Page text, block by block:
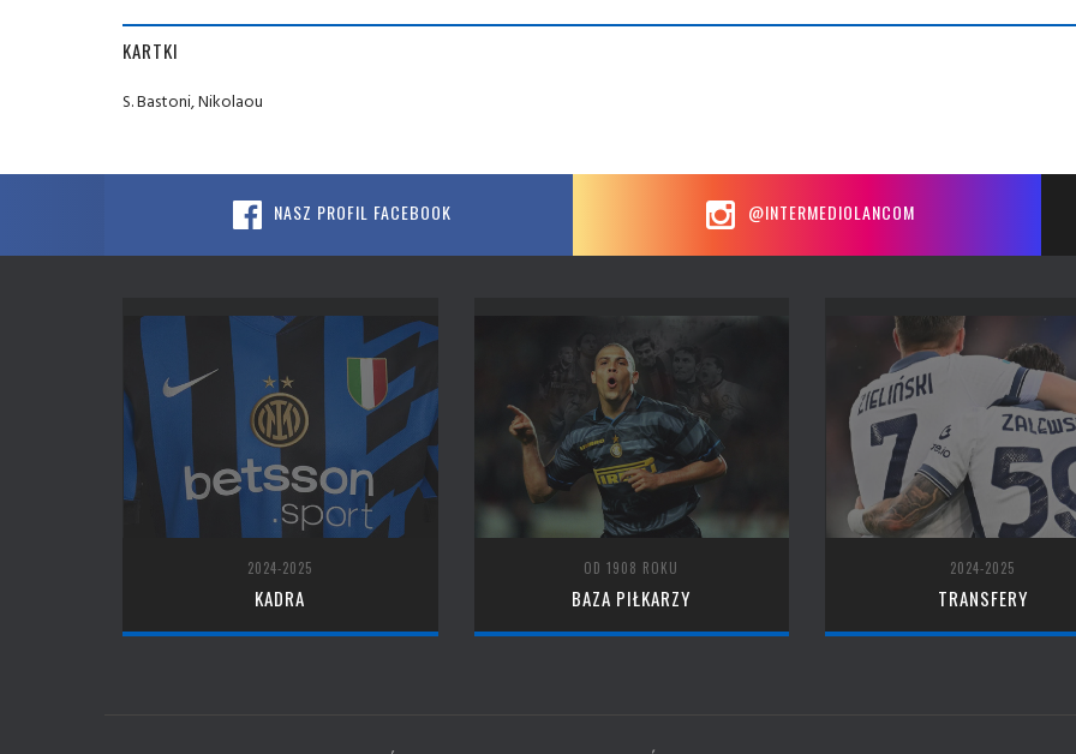
KARTKI
S. Bastoni, Nikolaou
NASZ PROFIL FACEBOOK @INTERMEDIOLANCOM
2024-2025
KADRA
OD 1908 ROKU
BAZA PIŁKARZY
2024-2025
TRANSFERY